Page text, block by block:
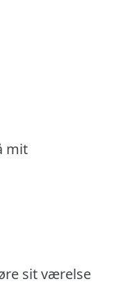
mit
sit værelse